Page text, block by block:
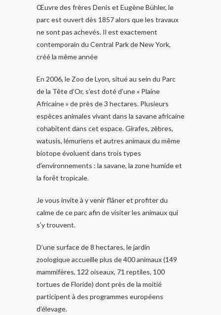
Œuvre des frères Denis et Eugène Bühler, le
parc est ouvert dès 1857 alors que les travaux
ne sont pas achevés. Il est exactement
contemporain du Central Park de New York,
créé la même année
En 2006, le Zoo de Lyon, situé au sein du Parc
de la Tête d’Or, s’est doté d’une « Plaine
Africaine » de près de 3 hectares. Plusieurs
espèces animales vivant dans la savane africaine
cohabitent dans cet espace. Girafes, zèbres,
watusis, lémuriens et autres animaux du même
biotope évoluent dans trois types
d’environnements : la savane, la zone humide et
la forêt tropicale.
Je vous invite à y venir flâner et profiter du
calme de ce parc afin de visiter les animaux qui
s’y trouvent.
D’une surface de 8 hectares, le jardin
zoologique accueille plus de 400 animaux (149
mammifères, 122 oiseaux, 71 reptiles, 100
tortues de Floride) dont près de la moitié
participent à des programmes européens
d’élevage.